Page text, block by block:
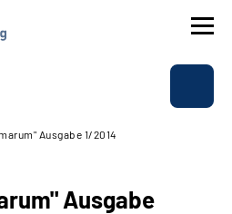
Ausgabe 1/2014
Ausgabe